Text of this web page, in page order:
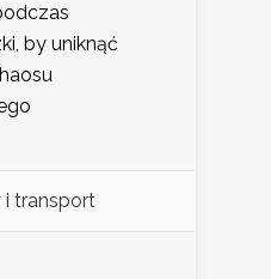
by uniknąć
i transport